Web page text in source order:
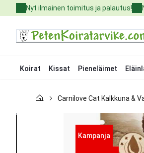
to
Nyt ilmainen toimitus ja palautus!
Koirat Kissat Pieneläimet
Kissat
Carnilove Cat Kalkkuna &
Kampanja